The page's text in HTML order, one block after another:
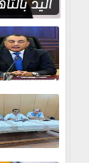
نصف